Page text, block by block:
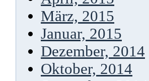
März, 2015
Januar, 2015
Dezember, 2014
Oktober, 2014